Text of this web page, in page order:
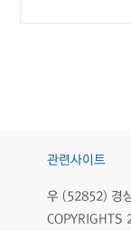
관련사이트
우 (52852) 경
COPYRIGHTS